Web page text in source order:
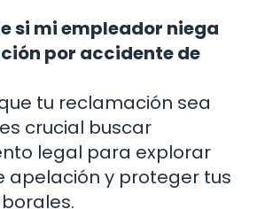
si mi empleador niega
por accidente de
tu reclamación sea
crucial buscar
legal para explorar
apelación y proteger tus